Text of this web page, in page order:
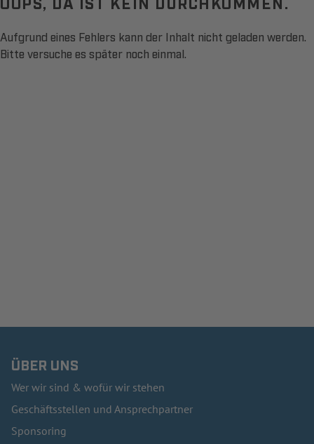
Aufgrund eines Fehlers kann der Inhalt nicht geladen werden.
Bitte versuche es später noch einmal.
ÜBER UNS
Wer wir sind & wofür wir stehen
Geschäftsstellen und Ansprechpartner
Sponsoring